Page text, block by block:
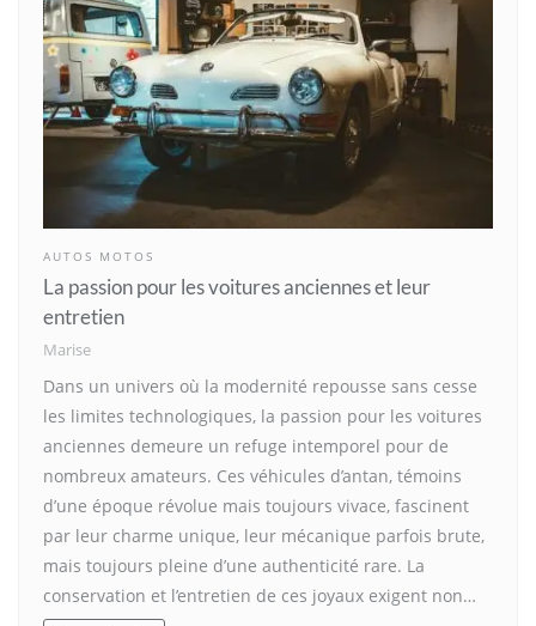
AUTOS MOTOS
La passion pour les voitures anciennes et leur
entretien
Marise
Dans un univers où la modernité repousse sans cesse
les limites technologiques, la passion pour les voitures
anciennes demeure un refuge intemporel pour de
nombreux amateurs. Ces véhicules d’antan, témoins
d’une époque révolue mais toujours vivace, fascinent
par leur charme unique, leur mécanique parfois brute,
mais toujours pleine d’une authenticité rare. La
conservation et l’entretien de ces joyaux exigent non…